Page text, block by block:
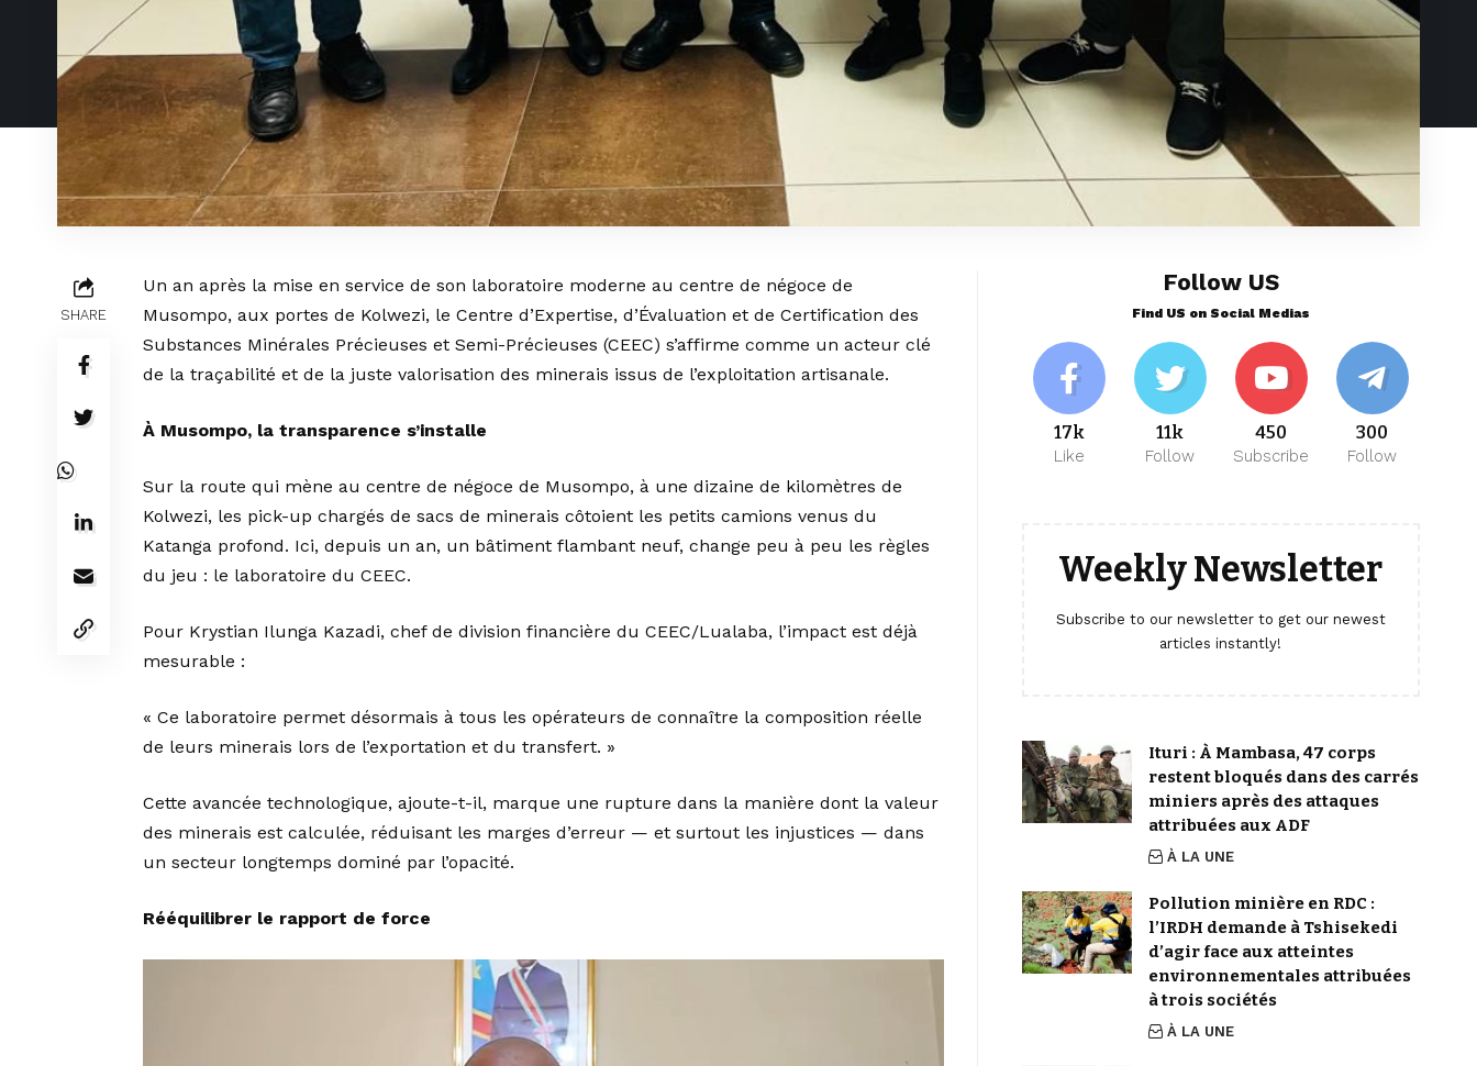
SHARE
Un an après la mise en service de son laboratoire moderne au centre de négoce de
Musompo, aux portes de Kolwezi, le Centre d’Expertise, d’Évaluation et de Certification des
Substances Minérales Précieuses et Semi-Précieuses (CEEC) s’affirme comme un acteur clé
de la traçabilité et de la juste valorisation des minerais issus de l’exploitation artisanale.
À Musompo, la transparence s’installe
Sur la route qui mène au centre de négoce de Musompo, à une dizaine de kilomètres de
Kolwezi, les pick-up chargés de sacs de minerais côtoient les petits camions venus du
Katanga profond. Ici, depuis un an, un bâtiment flambant neuf, change peu à peu les règles
du jeu : le laboratoire du CEEC.
Pour Krystian Ilunga Kazadi, chef de division financière du CEEC/Lualaba, l’impact est déjà
mesurable :
« Ce laboratoire permet désormais à tous les opérateurs de connaître la composition réelle
de leurs minerais lors de l’exportation et du transfert. »
Cette avancée technologique, ajoute-t-il, marque une rupture dans la manière dont la valeur
des minerais est calculée, réduisant les marges d’erreur — et surtout les injustices — dans
un secteur longtemps dominé par l’opacité.
Rééquilibrer le rapport de force
Follow US
Find US on Social Medias
17k
Like
11k
Follow
450
Subscribe
300
Follow
Weekly Newsletter
Subscribe to our newsletter to get our newest
articles instantly!
Ituri : À Mambasa, 47 corps
restent bloqués dans des carrés
miniers après des attaques
attribuées aux ADF
À LA UNE
Pollution minière en RDC :
l’IRDH demande à Tshisekedi
d’agir face aux atteintes
environnementales attribuées
à trois sociétés
À LA UNE